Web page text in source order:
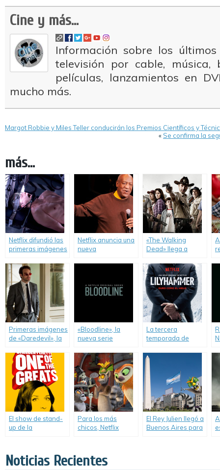
Cine y más...
Información sobre los
televisión por cable, música,
películas, lanzamientos en
mucho más.
Margot Robbie y Miles Teller conducirán los Premios Científicos y
«Se confirma la
más...
Netflix difundió las
primeras imágenes
temporada de
«Hemlock Grove».
Netflix anuncia una
nueva
«The Walking
Dead» llega a
Latina.
Primeras imágenes
de «Daredevil», la
original de Marvel
en Netflix.
«Bloodline», la
nueva serie
La tercera
temporada de
el 21 de Noviembre
a Netflix.
El show de stand-
up de la
podrá verse en
Netflix.
Para los más
chicos, Netflix
El Rey Julien llegó a
Buenos Aires para
Noticias Recientes